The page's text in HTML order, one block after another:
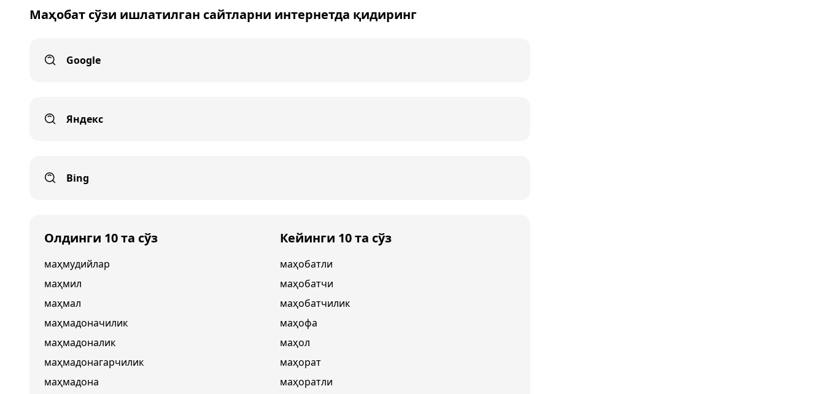
Маҳобат сўзи ишлатилган сайтларни интернетда қидиринг
Google
Яндекс
Bing
Олдинги 10 та сўз
маҳмудийлар
маҳмил
маҳмал
маҳмадоначилик
маҳмадоналик
маҳмадонагарчилик
маҳмадона
Кейинги 10 та сўз
маҳобатли
маҳобатчи
маҳобатчилик
маҳофа
маҳол
маҳорат
маҳоратли